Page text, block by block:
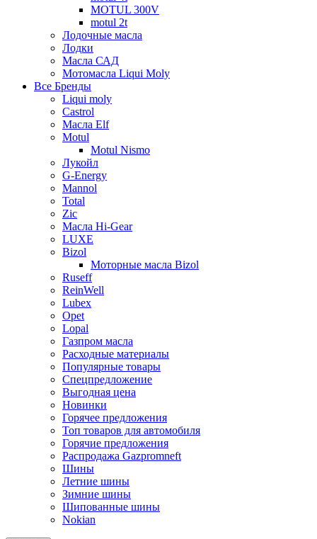
MOTUL 300V
motul 2t
Лодочные масла
Лодки
Масла САД
Мотомасла Liqui Moly
Все Бренды
Liqui moly
Castrol
Масла Elf
Motul
Motul Nismo
Лукойл
G-Energy
Mannol
Total
Zic
Масла Hi-Gear
LUXE
Bizol
Моторные масла Bizol
Ruseff
ReinWell
Lubex
Opet
Lopal
Газпром масла
Расходные материалы
Популярные товары
Спецпредложение
Выгодная цена
Новинки
Горячее предложения
Топ товаров для автомобиля
Горячие предложения
Распродажа Gazpromneft
Шины
Летние шины
Зимние шины
Шипованные шины
Nokian